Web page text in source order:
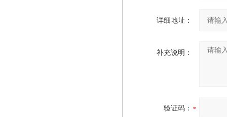
详细地址：
补充说明：
验证码：